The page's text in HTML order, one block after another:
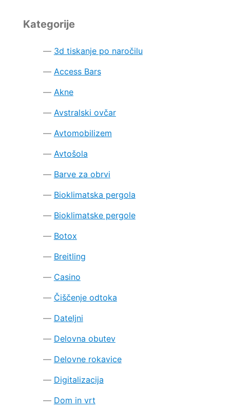
Kategorije
3d tiskanje po naročilu
Access Bars
Akne
Avstralski ovčar
Avtomobilizem
Avtošola
Barve za obrvi
Bioklimatska pergola
Bioklimatske pergole
Botox
Breitling
Casino
Čiščenje odtoka
Dateljni
Delovna obutev
Delovne rokavice
Digitalizacija
Dom in vrt